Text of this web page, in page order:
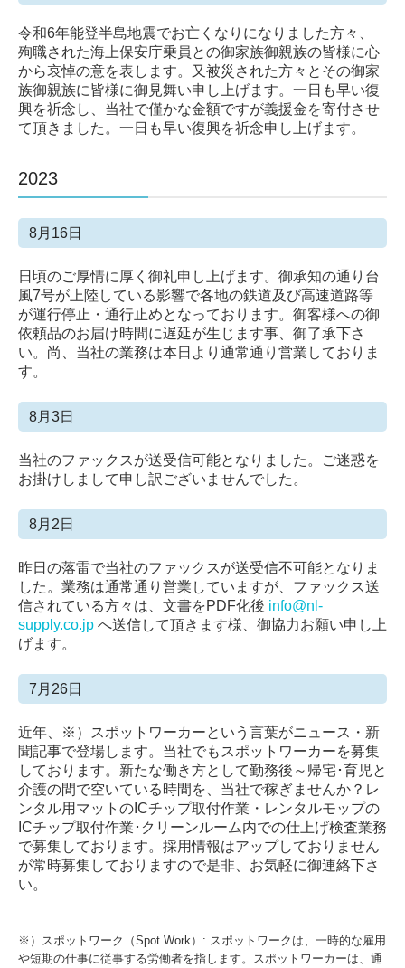
令和6年能登半島地震でお亡くなりになりました方々、
殉職された海上保安庁乗員との御家族御親族の皆様に心
から哀悼の意を表します。又被災された方々とその御家
族御親族に皆様に御見舞い申し上げます。一日も早い復
興を祈念し、当社で僅かな金額ですが義援金を寄付させ
て頂きました。一日も早い復興を祈念申し上げます。
2023
8月16日
日頃のご厚情に厚く御礼申し上げます。御承知の通り台
風7号が上陸している影響で各地の鉄道及び高速道路等
が運行停止・通行止めとなっております。御客様への御
依頼品のお届け時間に遅延が生じます事、御了承下さ
い。尚、当社の業務は本日より通常通り営業しておりま
す。
8月3日
当社のファックスが送受信可能となりました。ご迷惑を
お掛けしまして申し訳ございませんでした。
8月2日
昨日の落雷で当社のファックスが送受信不可能となりま
した。業務は通常通り営業していますが、ファックス送
信されている方々は、文書をPDF化後 info@nl-
supply.co.jp へ送信して頂きます様、御協力お願い申し上
げます。
7月26日
近年、※）スポットワーカーという言葉がニュース・新
聞記事で登場します。当社でもスポットワーカーを募集
しております。新たな働き方として勤務後～帰宅･育児と
介護の間で空いている時間を、当社で稼ぎませんか？レ
ンタル用マットのICチップ取付作業・レンタルモップの
ICチップ取付作業･クリーンルーム内での仕上げ検査業務
で募集しております。採用情報はアップしておりません
が常時募集しておりますので是非、お気軽に御連絡下さ
い。
※）スポットワーク（Spot Work）: スポットワークは、一時的な雇用
や短期の仕事に従事する労働者を指します。スポットワーカーは、通